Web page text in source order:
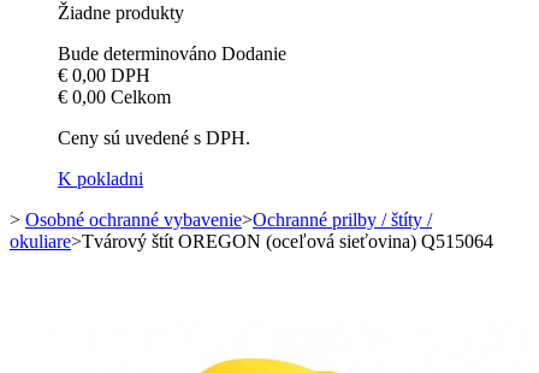
Žiadne produkty
Bude determinováno Dodanie
€ 0,00 DPH
€ 0,00 Celkom
Ceny sú uvedené s DPH.
K pokladni
> Osobné ochranné vybavenie>Ochranné prilby / štíty /
okuliare>Tvárový štít OREGON (oceľová sieťovina) Q515064